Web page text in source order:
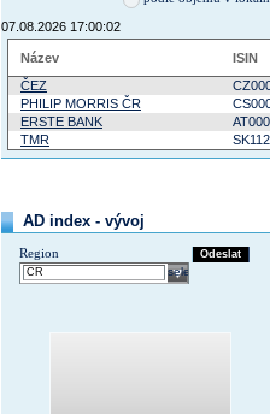
07.08.2026 17:00:02
Název
ISIN
ČEZ
PHILIP MORRIS ČR
ERSTE BANK
TMR
AD index - vývoj
Region
select
Odeslat